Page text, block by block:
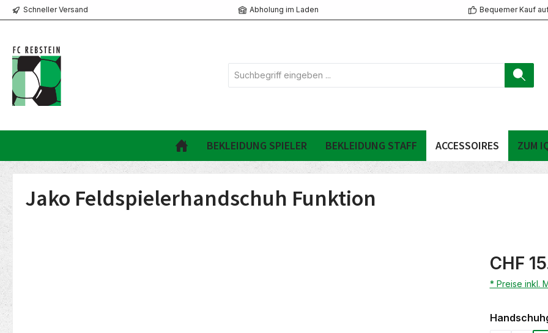
Zur Hauptnavigation springen
Schneller Versand Abholung im Laden Bequemer Kauf
BEKLEIDUNG SPIELER BEKLEIDUNG STAFF ACCESSOIRES ZUM
Jako Feldspielerhandschuh Funktion
CHF
* Preise inkl.